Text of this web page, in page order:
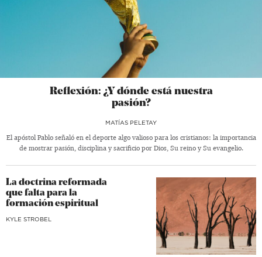
Reflexión: ¿Y dónde está nuestra
pasión?
MATÍAS PELETAY
El apóstol Pablo señaló en el deporte algo valioso para los cristianos: la importancia
de mostrar pasión, disciplina y sacrificio por Dios, Su reino y Su evangelio.
La doctrina reformada
que falta para la
formación espiritual
KYLE STROBEL